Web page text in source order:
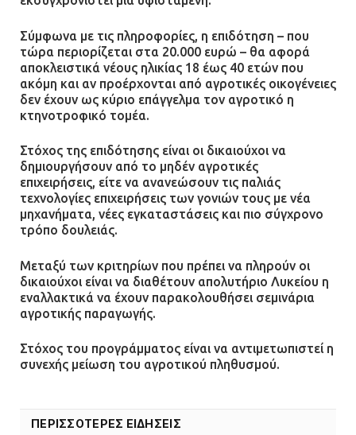
Σύμφωνα με τις πληροφορίες, η επιδότηση – που
τώρα περιορίζεται στα 20.000 ευρώ – θα αφορά
αποκλειστικά νέους ηλικίας 18 έως 40 ετών που
ακόμη και αν προέρχονται από αγροτικές οικογένειες
δεν έχουν ως κύριο επάγγελμα τον αγροτικό η
κτηνοτροφικό τομέα.
Στόχος της επιδότησης είναι οι δικαιούχοι να
δημιουργήσουν από το μηδέν αγροτικές
επιχειρήσεις, είτε να ανανεώσουν τις παλιάς
τεχνολογίες επιχειρήσεις των γονιών τους με νέα
μηχανήματα, νέες εγκαταστάσεις και πιο σύγχρονο
τρόπο δουλειάς.
Μεταξύ των κριτηρίων που πρέπει να πληρούν οι
δικαιούχοι είναι να διαθέτουν απολυτήριο Λυκείου η
εναλλακτικά να έχουν παρακολουθήσει σεμινάρια
αγροτικής παραγωγής.
Στόχος του προγράμματος είναι να αντιμετωπιστεί η
συνεχής μείωση του αγροτικού πληθυσμού.
ΠΕΡΙΣΣΟΤΕΡΕΣ ΕΙΔΗΣΕΙΣ